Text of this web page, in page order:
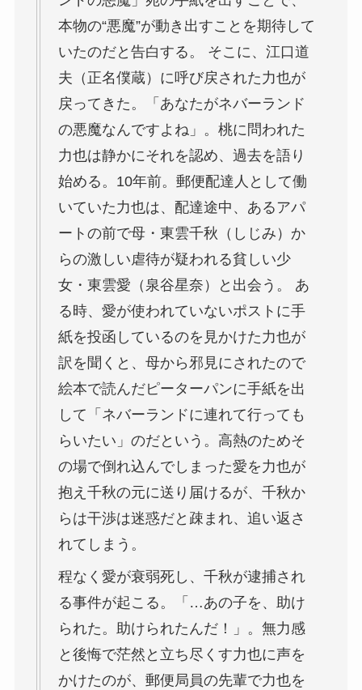
本物の“悪魔”が動き出すことを期待して
いたのだと告白する。 そこに、江口道
夫（正名僕蔵）に呼び戻された力也が
戻ってきた。「あなたがネバーランド
の悪魔なんですよね」。桃に問われた
力也は静かにそれを認め、過去を語り
始める。10年前。郵便配達人として働
いていた力也は、配達途中、あるアパ
ートの前で母・東雲千秋（しじみ）か
らの激しい虐待が疑われる貧しい少
女・東雲愛（泉谷星奈）と出会う。 あ
る時、愛が使われていないポストに手
紙を投函しているのを見かけた力也が
訳を聞くと、母から邪見にされたので
絵本で読んだピーターパンに手紙を出
して「ネバーランドに連れて行っても
らいたい」のだという。高熱のためそ
の場で倒れ込んでしまった愛を力也が
抱え千秋の元に送り届けるが、千秋か
らは干渉は迷惑だと疎まれ、追い返さ
れてしまう。
程なく愛が衰弱死し、千秋が逮捕され
る事件が起こる。「…あの子を、助け
られた。助けられたんだ！」。無力感
と後悔で茫然と立ち尽くす力也に声を
かけたのが、郵便局員の先輩で力也を